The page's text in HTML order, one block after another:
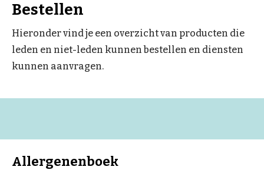
Bestellen
Hieronder vind je een overzicht van producten die
leden en niet-leden kunnen bestellen en diensten
kunnen aanvragen.
Allergenenboek